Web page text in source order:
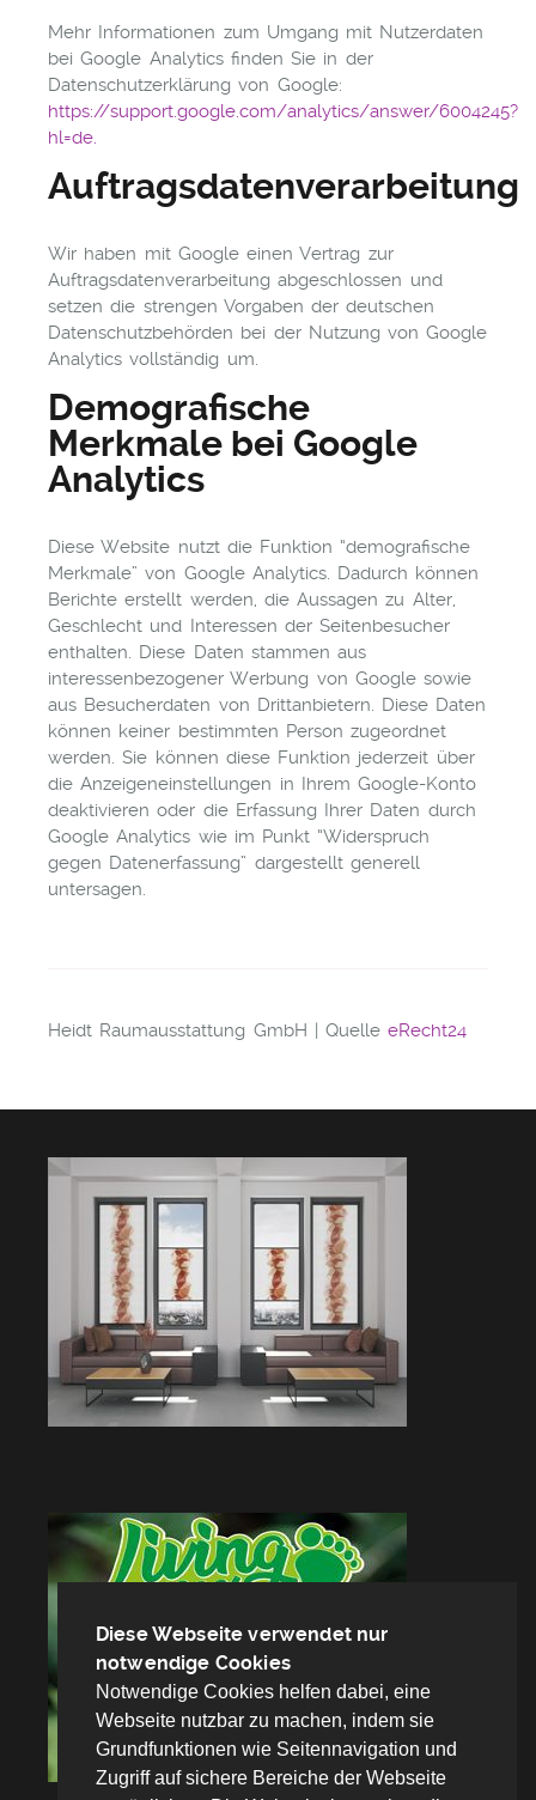
Diese Webseite verwendet nur
notwendige Cookies
Notwendige Cookies helfen dabei, eine
Webseite nutzbar zu machen, indem sie
Grundfunktionen wie Seitennavigation und
Zugriff auf sichere Bereiche der Webseite
Mehr Informationen zum Umgang mit Nutzerdaten
bei Google Analytics finden Sie in der
Datenschutzerklärung von Google:
https://support.google.com/analytics/answer/6004245?
hl=de.
Auftragsdatenverarbeitung
Wir haben mit Google einen Vertrag zur
Auftragsdatenverarbeitung abgeschlossen und
setzen die strengen Vorgaben der deutschen
Datenschutzbehörden bei der Nutzung von Google
Analytics vollständig um.
Demografische
Merkmale bei Google
Analytics
Diese Website nutzt die Funktion “demografische
Merkmale” von Google Analytics. Dadurch können
Berichte erstellt werden, die Aussagen zu Alter,
Geschlecht und Interessen der Seitenbesucher
enthalten. Diese Daten stammen aus
interessenbezogener Werbung von Google sowie
aus Besucherdaten von Drittanbietern. Diese Daten
können keiner bestimmten Person zugeordnet
werden. Sie können diese Funktion jederzeit über
die Anzeigeneinstellungen in Ihrem Google-Konto
deaktivieren oder die Erfassung Ihrer Daten durch
Google Analytics wie im Punkt “Widerspruch
gegen Datenerfassung” dargestellt generell
untersagen.
Heidt Raumausstattung GmbH | QuelleeRecht24